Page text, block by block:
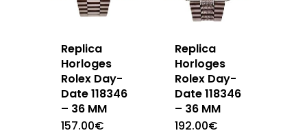
Replica
Horloges
Rolex Day-
Date 118346
– 36 MM
157.00€
Replica
Horloges
Rolex Day-
Date 118346
– 36 MM
192.00€